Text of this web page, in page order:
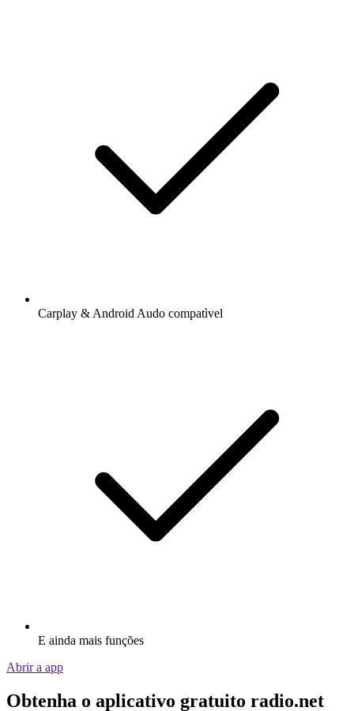
Carplay & Android Audo compatìvel
E ainda mais funções
Abrir a app
Obtenha o aplicativo gratuito radio.net